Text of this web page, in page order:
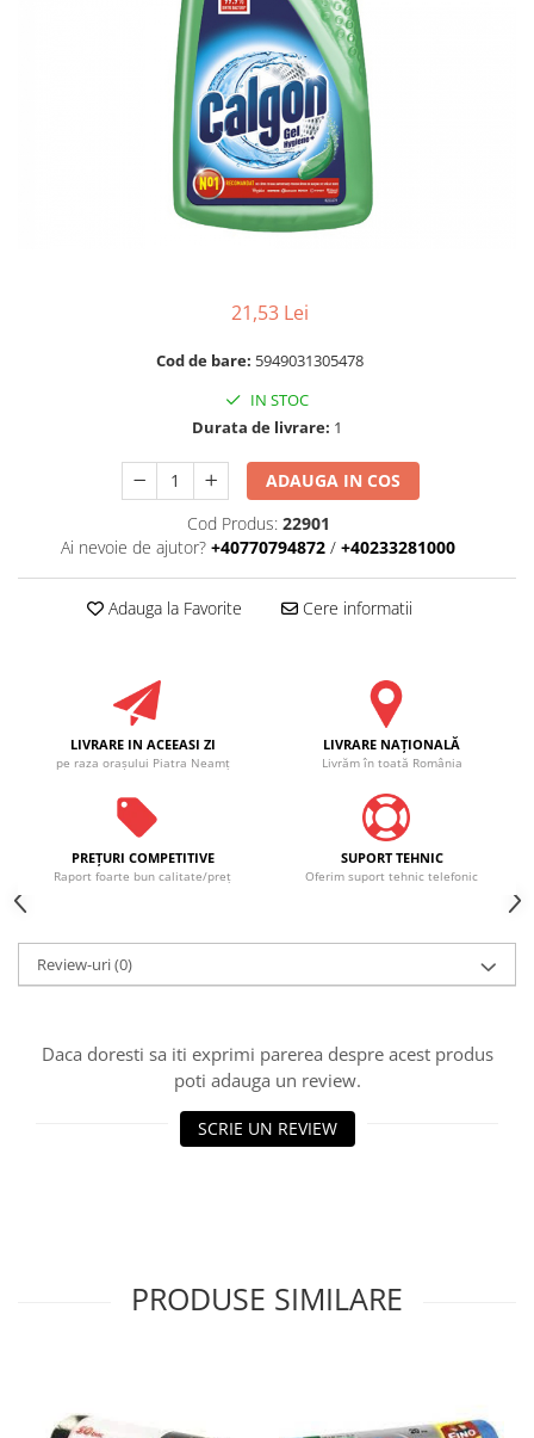
21,53 Lei
Cod de bare: 5949031305478
IN STOC
Durata de livrare: 1
ADAUGA IN COS
Cod Produs: 22901
Ai nevoie de ajutor? +40770794872 / +40233281000
Adauga la Favorite Cere informatii
LIVRARE IN ACEEASI ZI
pe raza oraşului Piatra Neamţ
LIVRARE NAŢIONALĂ
Livrăm în toată România
PREŢURI COMPETITIVE
Raport foarte bun calitate/preţ
SUPORT TEHNIC
Oferim suport tehnic telefonic
Review-uri(0)
Daca doresti sa iti exprimi parerea despre acest produs
poti adauga un review.
SCRIE UN REVIEW
PRODUSE SIMILARE